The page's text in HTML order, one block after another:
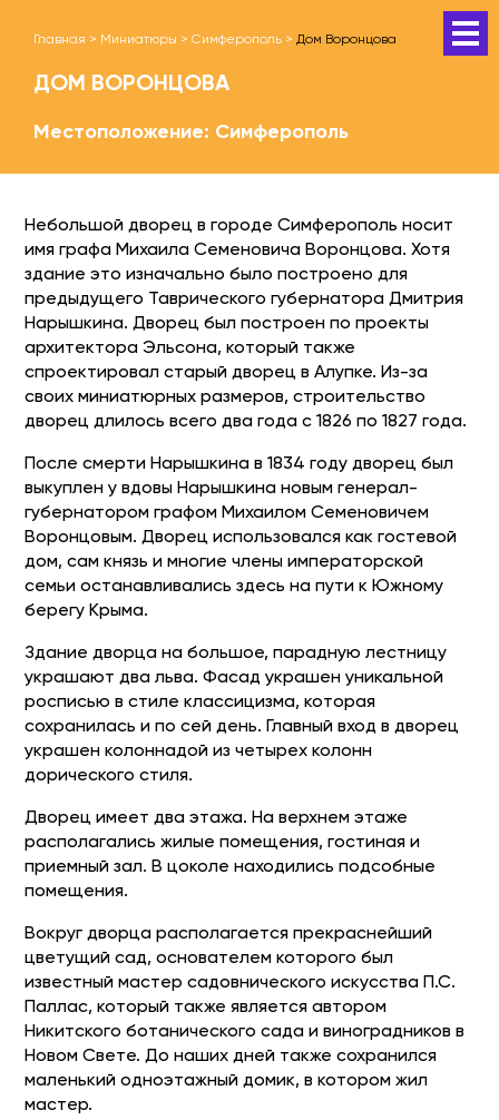
Главная > Миниатюры > Симферополь> Дом Воронцова
ДОМ ВОРОНЦОВА
Местоположение: Симферополь
Небольшой дворец в городе Симферополь носит
имя графа Михаила Семеновича Воронцова. Хотя
здание это изначально было построено для
предыдущего Таврического губернатора Дмитрия
Нарышкина. Дворец был построен по проекты
архитектора Эльсона, который также
спроектировал старый дворец в Алупке. Из-за
своих миниатюрных размеров, строительство
дворец длилось всего два года с 1826 по 1827 года.
После смерти Нарышкина в 1834 году дворец был
выкуплен у вдовы Нарышкина новым генерал-
губернатором графом Михаилом Семеновичем
Воронцовым. Дворец использовался как гостевой
дом, сам князь и многие члены императорской
семьи останавливались здесь на пути к Южному
берегу Крыма.
Здание дворца на большое, парадную лестницу
украшают два льва. Фасад украшен уникальной
росписью в стиле классицизма, которая
сохранилась и по сей день. Главный вход в дворец
украшен колоннадой из четырех колонн
дорического стиля.
Дворец имеет два этажа. На верхнем этаже
располагались жилые помещения, гостиная и
приемный зал. В цоколе находились подсобные
помещения.
Вокруг дворца располагается прекраснейший
цветущий сад, основателем которого был
известный мастер садовнического искусства П.С.
Паллас, который также является автором
Никитского ботанического сада и виноградников в
Новом Свете. До наших дней также сохранился
маленький одноэтажный домик, в котором жил
мастер.